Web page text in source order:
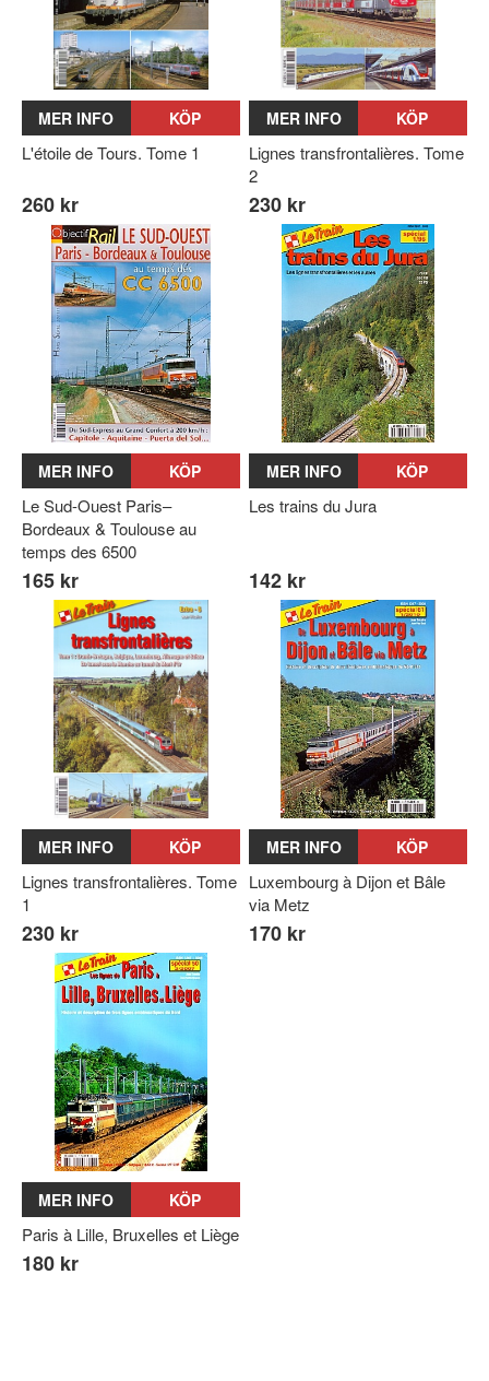
MER INFO KÖP
L'étoile de Tours. Tome 1
260 kr
MER INFO KÖP
Lignes transfrontalières. Tome
2
230 kr
MER INFO KÖP
Le Sud-Ouest Paris–
Bordeaux & Toulouse au
temps des 6500
165 kr
MER INFO KÖP
Les trains du Jura
142 kr
MER INFO KÖP
Lignes transfrontalières. Tome
1
230 kr
MER INFO KÖP
Luxembourg à Dijon et Bâle
via Metz
170 kr
MER INFO KÖP
Paris à Lille, Bruxelles et Liège
180 kr